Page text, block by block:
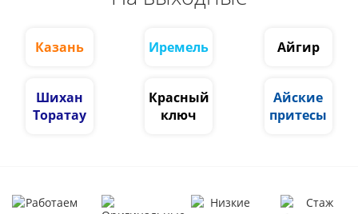
Казань Иремель Айгир
Шихан
Торатау
Красный
ключ
Айские
притесы